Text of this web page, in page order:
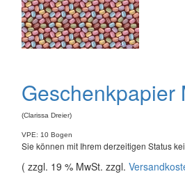
Geschenkpapier
(Clarissa Dreier)
VPE: 10 Bogen
Sie können mit Ihrem derzeitigen Status
( zzgl. 19 % MwSt. zzgl.